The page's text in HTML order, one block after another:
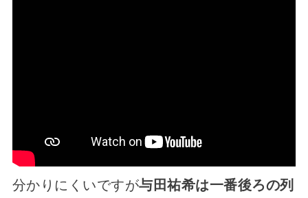
分かりにくいですが与田祐希は一番後ろの列